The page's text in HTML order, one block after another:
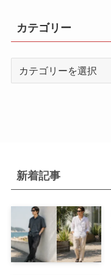
カテゴリー
新着記事